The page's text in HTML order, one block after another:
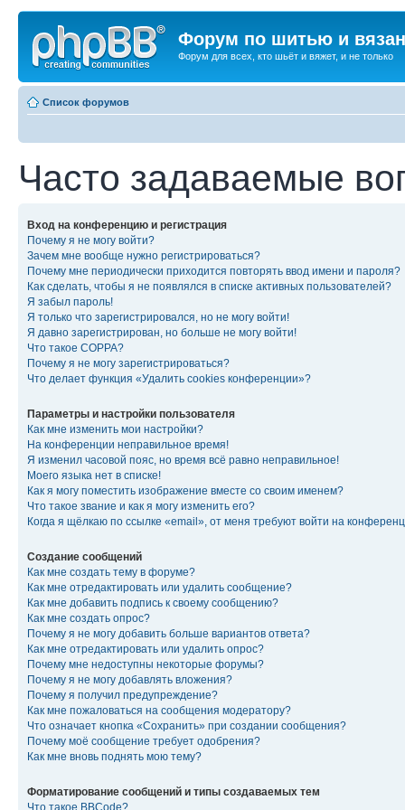
Форум по шитью и
Форум для всех, кто шьёт и вяжет, и не только
Список форумов
Часто задаваемые
Вход на конференцию и регистрация
Почему я не могу войти?
Зачем мне вообще нужно регистрироваться?
Почему мне периодически приходится повторять ввод имени и пароля?
Как сделать, чтобы я не появлялся в списке активных пользователей?
Я забыл пароль!
Я только что зарегистрировался, но не могу войти!
Я давно зарегистрирован, но больше не могу войти!
Что такое COPPA?
Почему я не могу зарегистрироваться?
Что делает функция «Удалить cookies конференции»?
Параметры и настройки пользователя
Как мне изменить мои настройки?
На конференции неправильное время!
Я изменил часовой пояс, но время всё равно неправильное!
Моего языка нет в списке!
Как я могу поместить изображение вместе со своим именем?
Что такое звание и как я могу изменить его?
Когда я щёлкаю по ссылке «email», от меня требуют войти на
Создание сообщений
Как мне создать тему в форуме?
Как мне отредактировать или удалить сообщение?
Как мне добавить подпись к своему сообщению?
Как мне создать опрос?
Почему я не могу добавить больше вариантов ответа?
Как мне отредактировать или удалить опрос?
Почему мне недоступны некоторые форумы?
Почему я не могу добавлять вложения?
Почему я получил предупреждение?
Как мне пожаловаться на сообщения модератору?
Что означает кнопка «Сохранить» при создании сообщения?
Почему моё сообщение требует одобрения?
Как мне вновь поднять мою тему?
Форматирование сообщений и типы создаваемых тем
Что такое BBCode?